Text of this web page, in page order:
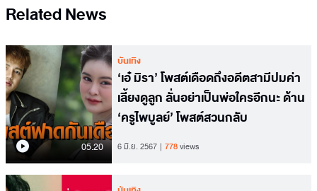
Related News
05.20
บันเทิง
‘เอ๋ มิรา’ โพสต์เดือดถึงอดีตสามีปมค่า
เลี้ยงดูลูก ลั่นอย่าเป็นพ่อใครอีกนะ ด้าน
‘ครูไพบูลย์’ โพสต์สวนกลับ
6 มิ.ย. 2567 778views